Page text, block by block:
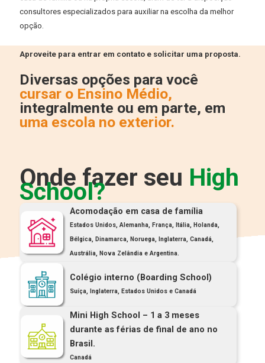
consultores especializados para auxiliar na escolha da melhor
opção.
Aproveite para entrar em contato e solicitar uma proposta.
Diversas opções para você
cursar o Ensino Médio,
integralmente ou em parte, em
uma escola no exterior.
Onde fazer seu High
School?
Acomodação em casa de família
Estados Unidos, Alemanha, França, Itália, Holanda,
Bélgica, Dinamarca, Noruega, Inglaterra, Canadá,
Austrália, Nova Zelândia e Argentina.
Colégio interno (Boarding School)
Suíça, Inglaterra, Estados Unidos e Canadá
Mini High School – 1 a 3 meses
durante as férias de final de ano no
Brasil.
Canadá